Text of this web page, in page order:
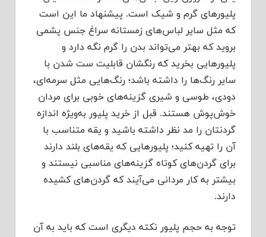
پلیورهای گرم و شیک است. پیشنهاد ما این است
که مثل سایر لباس‌های زمستانه سراغ جنس پشمی
بروید که بهتر می‌تواند بدن را گرم نگه دارد و
پلیورهایی بخرید که رنگشان قابلیت ست شدن با
سایر رنگ‌ها را داشته باشد؛ رنگ‌هایی مثل سرمه‌ای،
دودی، طوسی و شیری گزینه‌های خوبی برای مردان
خوش‌پوش هستند. قبل از خرید پلیور به‌ویژه اندازه
گردنتان را مد نظر داشته باشید و یقه متناسب با
آن را تهیه کنید؛ پلیورهایی که یقه‌های بلند دارند
برای گردن‌های کوتاه گزینه‌های مناسبی نیستند و
بیشتر به کار مردانی می‌آیند که گردن‌های کشیده
دارند.
توجه به حجم پلیور نکته دیگری است که باید به آن